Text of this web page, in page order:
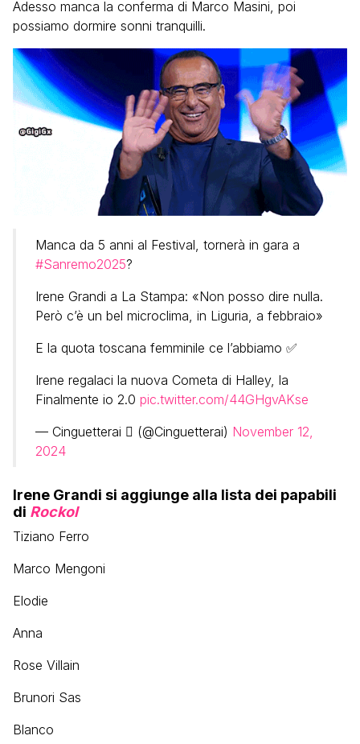
Adesso manca la conferma di Marco Masini, poi
possiamo dormire sonni tranquilli.
Manca da 5 anni al Festival, tornerà in gara a
#Sanremo2025?
Irene Grandi a La Stampa: «Non posso dire nulla.
Però c’è un bel microclima, in Liguria, a febbraio»
E la quota toscana femminile ce l’abbiamo ✅
Irene regalaci la nuova Cometa di Halley, la
Finalmente io 2.0 pic.twitter.com/44GHgvAKse
— Cinguetterai  (@Cinguetterai) November 12,
2024
Irene Grandi si aggiunge alla lista dei papabili
di Rockol
Tiziano Ferro
Marco Mengoni
Elodie
Anna
Rose Villain
Brunori Sas
Blanco